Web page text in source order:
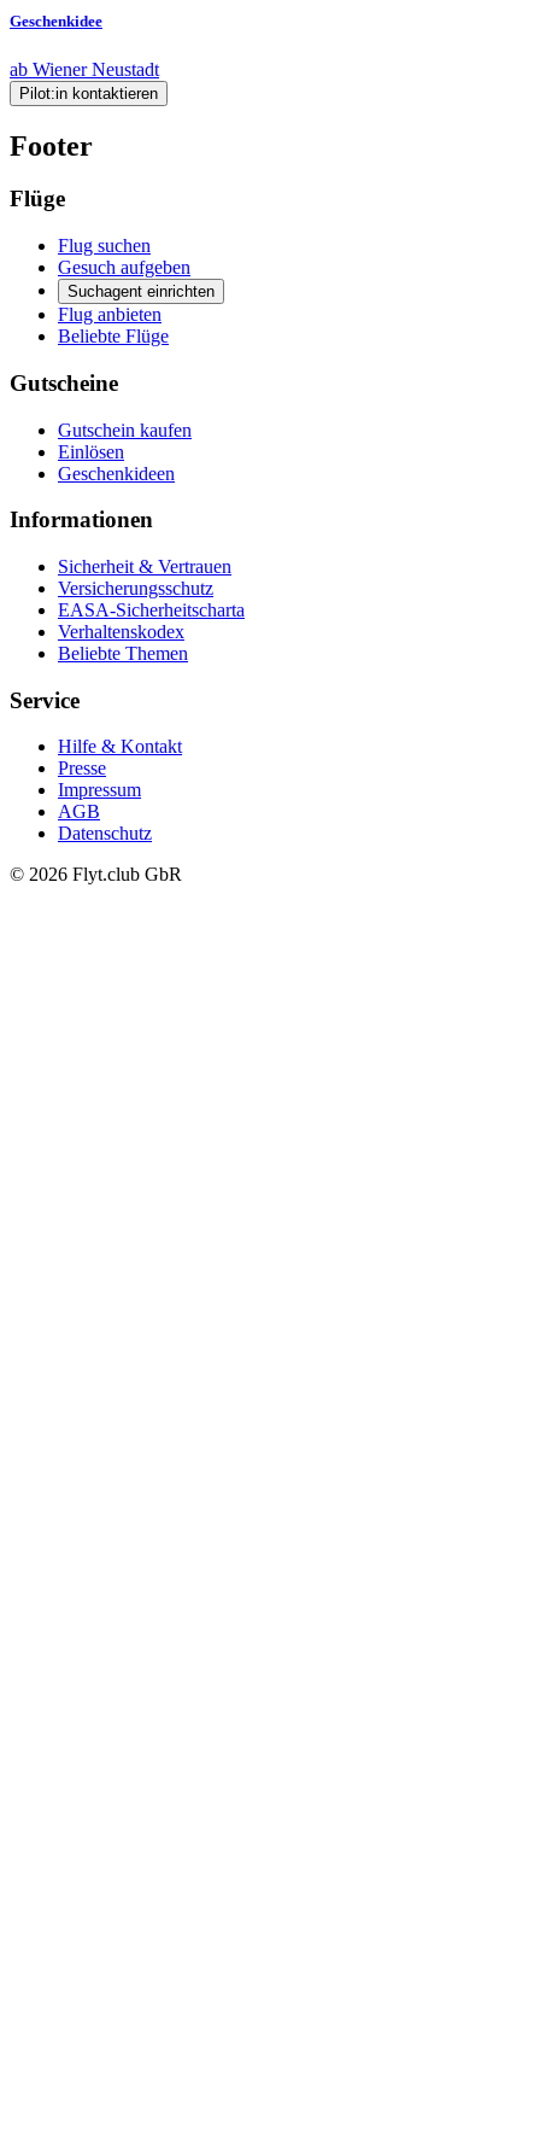
Geschenkidee
ab Wiener Neustadt
Pilot:in kontaktieren
Footer
Flüge
Flug suchen
Gesuch aufgeben
Suchagent einrichten
Flug anbieten
Beliebte Flüge
Gutscheine
Gutschein kaufen
Einlösen
Geschenkideen
Informationen
Sicherheit & Vertrauen
Versicherungsschutz
EASA-Sicherheitscharta
Verhaltenskodex
Beliebte Themen
Service
Hilfe & Kontakt
Presse
Impressum
AGB
Datenschutz
© 2026 Flyt.club GbR